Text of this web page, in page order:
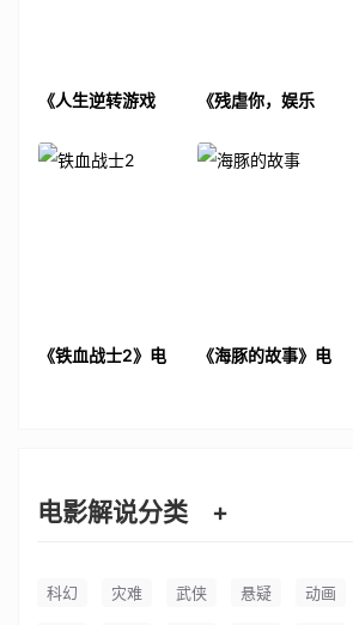
《人生逆转游戏
《残虐你，娱乐
《铁血战士2》电
《海豚的故事》电
电影解说分类 +
科幻 灾难 武侠 悬疑 动画